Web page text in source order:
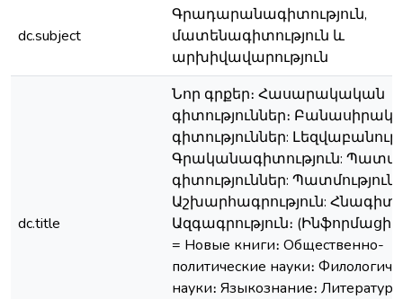
dc.subject
Գրադարանագիտություն,
մատենագիտություն և
արխիվավարություն
dc.title
Նոր գրքեր։ Հասարակական
գիտություններ։
գիտություններ:
Գրականագիտություն:
գիտություններ: Պատմություն:
Աշխարհագրություն:
Ազգագրություն։
= Новые книги։ Общественно-
политические науки։
науки։ Языкознание։